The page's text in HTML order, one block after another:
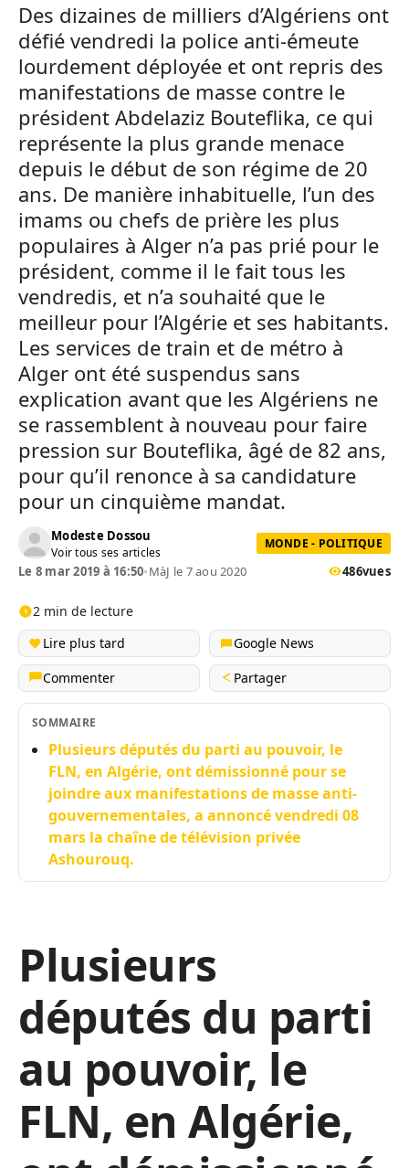
Des dizaines de milliers d’Algériens ont
défié vendredi la police anti-émeute
lourdement déployée et ont repris des
manifestations de masse contre le
président Abdelaziz Bouteflika, ce qui
représente la plus grande menace
depuis le début de son régime de 20
ans. De manière inhabituelle, l’un des
imams ou chefs de prière les plus
populaires à Alger n’a pas prié pour le
président, comme il le fait tous les
vendredis, et n’a souhaité que le
meilleur pour l’Algérie et ses habitants.
Les services de train et de métro à
Alger ont été suspendus sans
explication avant que les Algériens ne
se rassemblent à nouveau pour faire
pression sur Bouteflika, âgé de 82 ans,
pour qu’il renonce à sa candidature
pour un cinquième mandat.
Modeste Dossou
Voir tous ses articles
MONDE - POLITIQUE
Le 8 mar 2019 à 16:50•MàJ le 7 aou 2020 486vues
2 min de lecture
Lire plus tard
Google News
Commenter
Partager
SOMMAIRE
Plusieurs députés du parti au pouvoir, le
FLN, en Algérie, ont démissionné pour se
joindre aux manifestations de masse anti-
gouvernementales, a annoncé vendredi 08
mars la chaîne de télévision privée
Ashourouq.
Plusieurs
députés du parti
au pouvoir, le
FLN, en Algérie,